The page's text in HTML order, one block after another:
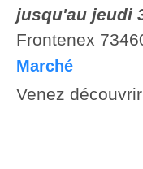
jusqu'au jeudi
Frontenex
Marché
Venez